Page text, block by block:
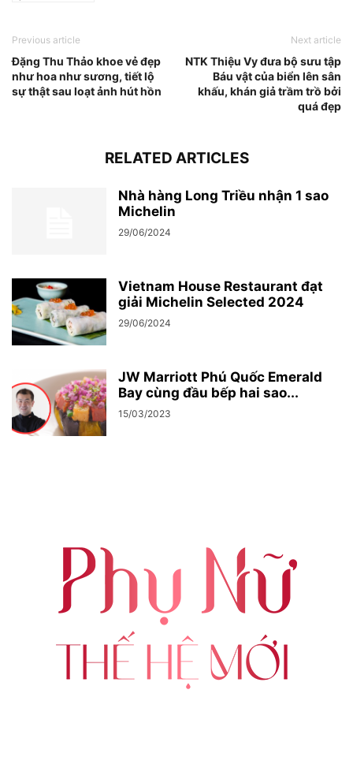
Previous article
Đặng Thu Thảo khoe vẻ đẹp
như hoa như sương, tiết lộ
sự thật sau loạt ảnh hút hồn
Next article
NTK Thiệu Vy đưa bộ sưu tập
Báu vật của biển lên sân
khấu, khán giả trầm trồ bởi
quá đẹp
RELATED ARTICLES
Nhà hàng Long Triều nhận 1 sao
Michelin
29/06/2024
Vietnam House Restaurant đạt
giải Michelin Selected 2024
29/06/2024
JW Marriott Phú Quốc Emerald
Bay cùng đầu bếp hai sao...
15/03/2023